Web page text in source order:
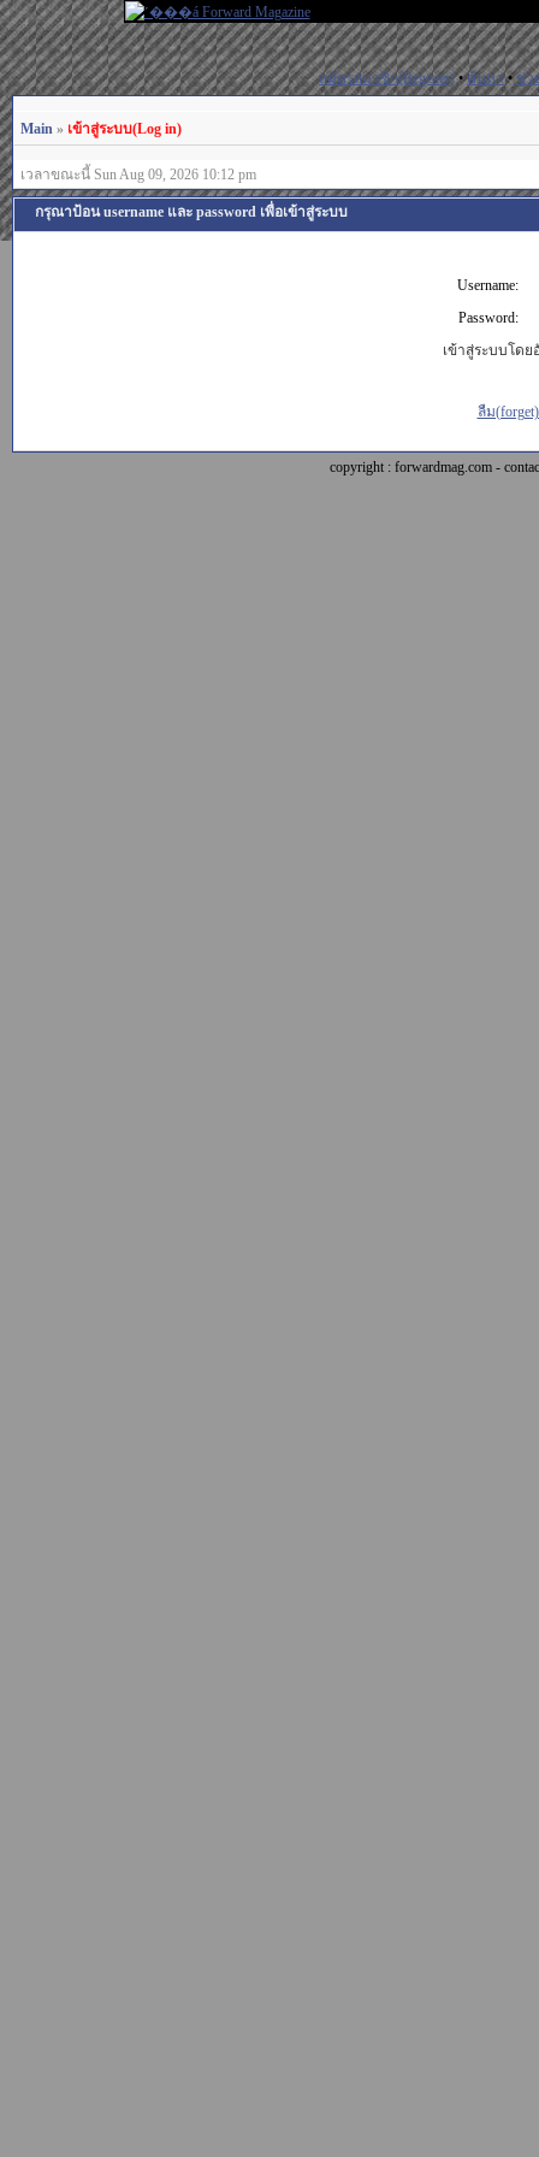
สมัครสมาชิก(Register)•ค้นหา•ช่ว
Main » เข้าสู่ระบบ(Log in)
เวลาขณะนี้ Sun Aug 09, 2026 10:12 pm
กรุณาป้อน username และ password เพื่อเข้าสู่ระบบ
Username:
Password:
เข้าสู่ระบบโดย
ลืม
copyright : forwardmag.com -